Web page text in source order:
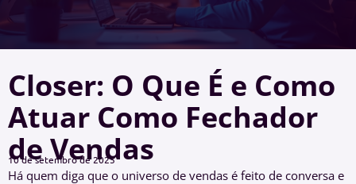
Closer: O Que É e Como
Atuar Como Fechador
de Vendas
10 de setembro de 2025
Há quem diga que o universo de vendas é feito de conversa e